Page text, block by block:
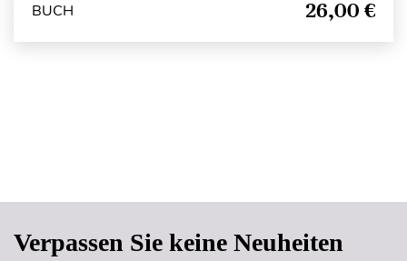
BUCH 26,00 €
Verpassen Sie keine Neuheiten